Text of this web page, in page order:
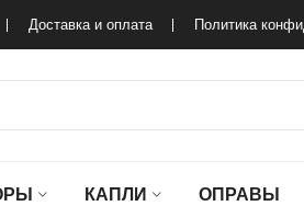
Доставка и оплата Политика
КАПЛИ ОПРАВЫ